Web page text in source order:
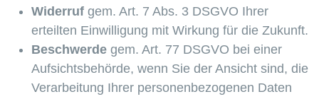
Widerruf gem. Art. 7 Abs. 3 DSGVO Ihrer
erteilten Einwilligung mit Wirkung für die Zukunft.
Beschwerde gem. Art. 77 DSGVO bei einer
Aufsichtsbehörde, wenn Sie der Ansicht sind, die
Verarbeitung Ihrer personenbezogenen Daten